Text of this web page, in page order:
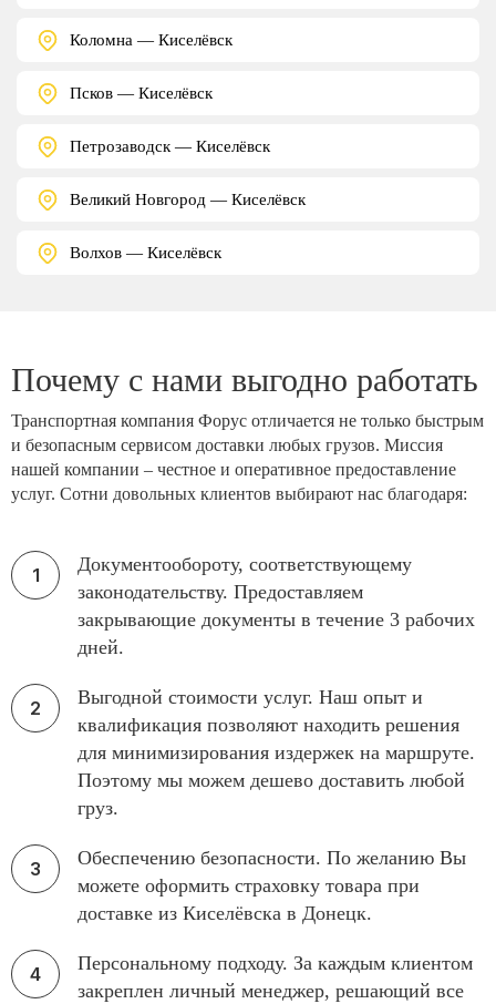
Коломна — Киселёвск
Псков — Киселёвск
Петрозаводск — Киселёвск
Великий Новгород — Киселёвск
Волхов — Киселёвск
Почему с нами выгодно работать
Транспортная компания Форус отличается не только быстрым
и безопасным сервисом доставки любых грузов. Миссия
нашей компании – честное и оперативное предоставление
услуг. Сотни довольных клиентов выбирают нас благодаря:
Документообороту, соответствующему
законодательству. Предоставляем
закрывающие документы в течение 3 рабочих
дней.
Выгодной стоимости услуг. Наш опыт и
квалификация позволяют находить решения
для минимизирования издержек на маршруте.
Поэтому мы можем дешево доставить любой
груз.
Обеспечению безопасности. По желанию Вы
можете оформить страховку товара при
доставке из Киселёвска в Донецк.
Персональному подходу. За каждым клиентом
закреплен личный менеджер, решающий все